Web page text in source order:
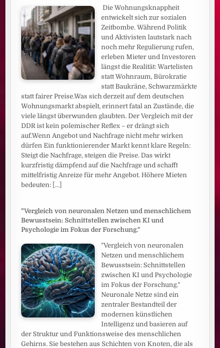
Die Wohnungsknappheit
entwickelt sich zur sozialen
Zeitbombe. Während Politik
und Aktivisten lautstark nach
noch mehr Regulierung rufen,
erleben Mieter und Investoren
längst die Realität: Wartelisten
statt Wohnraum, Bürokratie
statt Baukräne, Schwarzmärkte
statt fairer Preise.Was sich derzeit auf dem deutschen
Wohnungsmarkt abspielt, erinnert fatal an Zustände, die
viele längst überwunden glaubten. Der Vergleich mit der
DDR ist kein polemischer Reflex – er drängt sich
auf.Wenn Angebot und Nachfrage nicht mehr wirken
dürfen Ein funktionierender Markt kennt klare Regeln:
Steigt die Nachfrage, steigen die Preise. Das wirkt
kurzfristig dämpfend auf die Nachfrage und schafft
mittelfristig Anreize für mehr Angebot. Höhere Mieten
bedeuten: [...]
"Vergleich von neuronalen Netzen und menschlichem
Bewusstsein: Schnittstellen zwischen KI und
Psychologie im Fokus der Forschung."
"Vergleich von neuronalen
Netzen und menschlichem
Bewusstsein: Schnittstellen
zwischen KI und Psychologie
im Fokus der Forschung."
Neuronale Netze sind ein
zentraler Bestandteil der
modernen künstlichen
Intelligenz und basieren auf
der Struktur und Funktionsweise des menschlichen
Gehirns. Sie bestehen aus Schichten von Knoten, die als